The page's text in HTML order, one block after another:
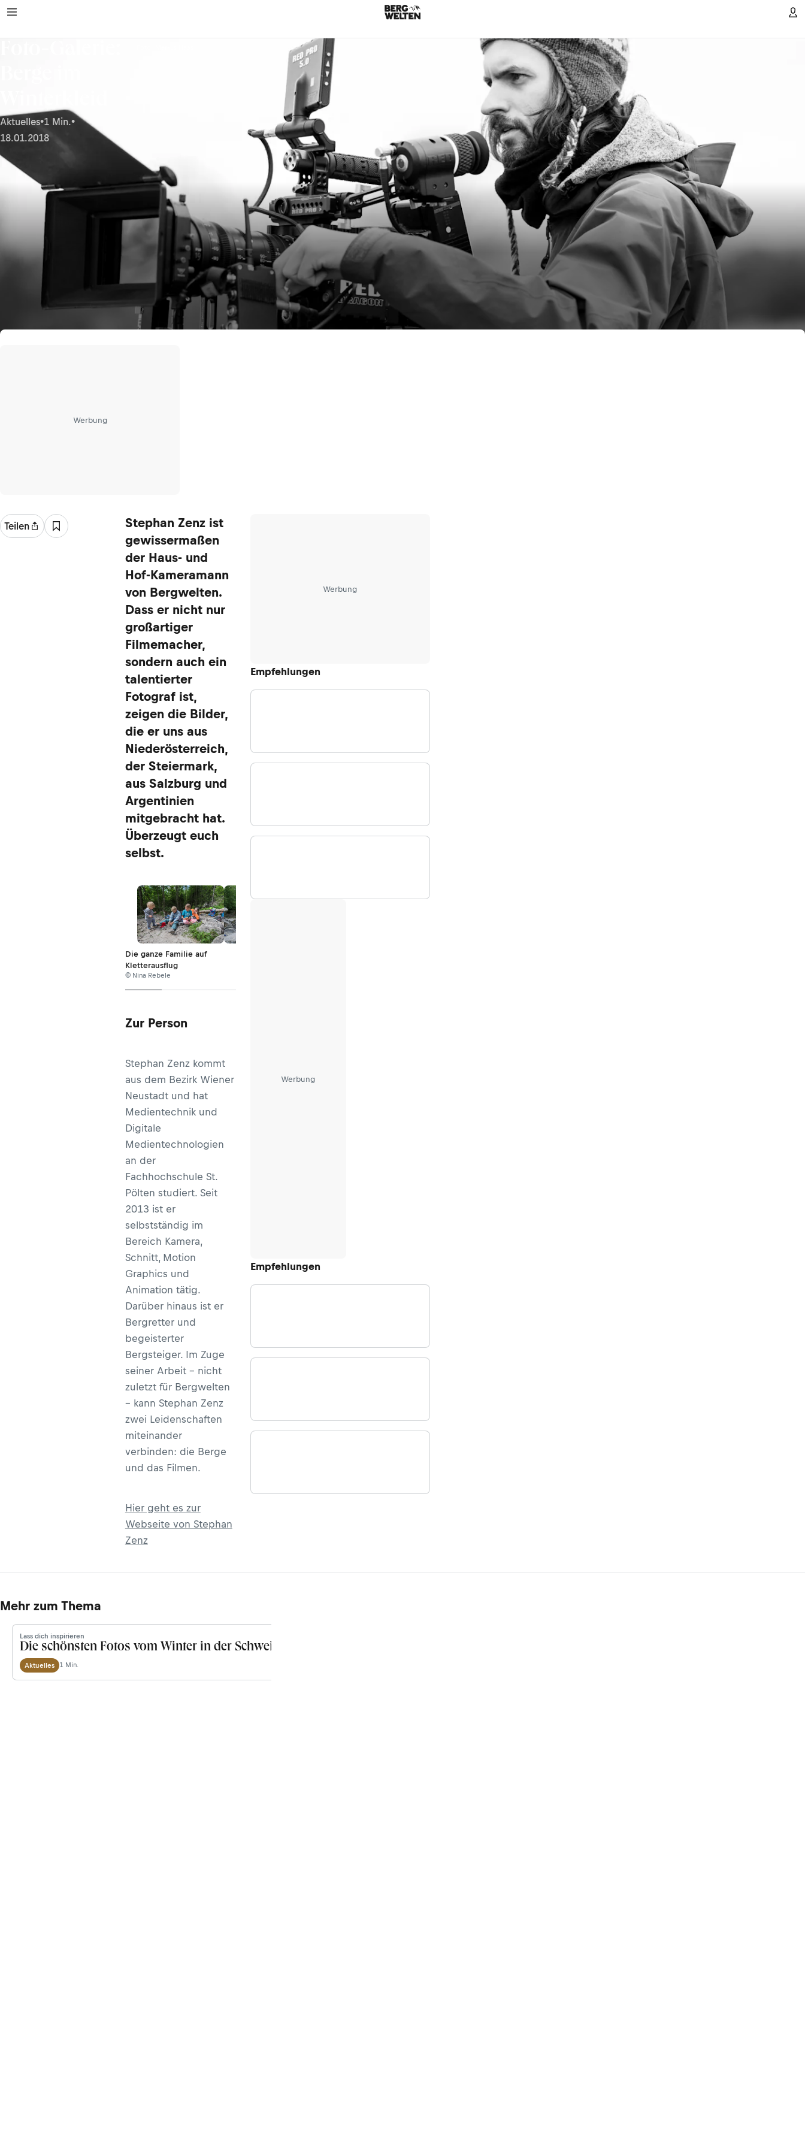
Aktuelles•1 Min.•
18.01.2018
Werbung
Teilen
Werbung
Empfehlungen
Werbung
Empfehlungen
Stephan Zenz ist
gewissermaßen
der Haus- und
Hof-Kameramann
von Bergwelten.
Dass er nicht nur
großartiger
Filmemacher,
sondern auch ein
talentierter
Fotograf ist,
zeigen die Bilder,
die er uns aus
Niederösterreich,
der Steiermark,
aus Salzburg und
Argentinien
mitgebracht hat.
Überzeugt euch
selbst.
Die ganze Familie auf
Kletterausflug
© Nina Rebele
Zur Person
Stephan Zenz kommt
aus dem Bezirk Wiener
Neustadt und hat
Medientechnik und
Digitale
Medientechnologien
an der
Fachhochschule St.
Pölten studiert. Seit
2013 ist er
selbstständig im
Bereich Kamera,
Schnitt, Motion
Graphics und
Animation tätig.
Darüber hinaus ist er
Bergretter und
begeisterter
Bergsteiger. Im Zuge
seiner Arbeit – nicht
zuletzt für Bergwelten
– kann Stephan Zenz
zwei Leidenschaften
miteinander
verbinden: die Berge
und das Filmen.
Hier geht es zur
Webseite von Stephan
Zenz
Mehr zum Thema
Lass dich inspirieren
Die schönsten Fotos vom Winter in der Schweiz
Aktuelles 1 Min.